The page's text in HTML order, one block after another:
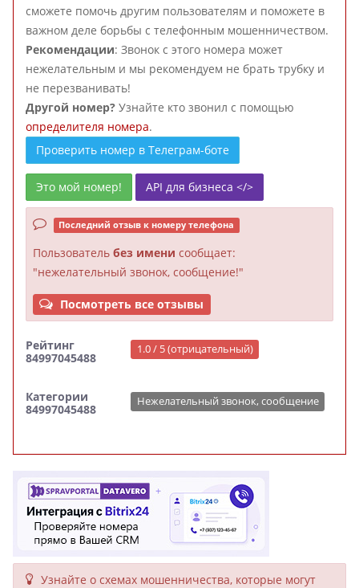
сможете помочь другим пользователям и поможете в
важном деле борьбы с телефонным мошенничеством.
Рекомендации: Звонок с этого номера может
нежелательным и мы рекомендуем не брать трубку и
не перезванивать!
Другой номер? Узнайте кто звонил с помощью
определителя номера.
Проверить номер в Телеграм-боте
Это мой номер! API для бизнеса </>
Последний отзыв к номеру телефона
Пользователь без имени сообщает:
"нежелательный звонок, сообщение!"
Посмотреть все отзывы
Рейтинг
84997045488
1.0 / 5 (отрицательный)
Категории
84997045488
Нежелательный звонок, сообщение
Узнайте о схемах мошенни­чества, кото­рые могут